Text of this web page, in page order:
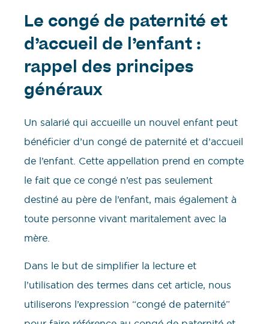
Le congé de paternité et
d’accueil de l’enfant :
rappel des principes
généraux
Un salarié qui accueille un nouvel enfant peut
bénéficier d’un congé de paternité et d’accueil
de l’enfant. Cette appellation prend en compte
le fait que ce congé n’est pas seulement
destiné au père de l’enfant, mais également à
toute personne vivant maritalement avec la
mère.
Dans le but de simplifier la lecture et
l’utilisation des termes dans cet article, nous
utiliserons l’expression “congé de paternité”